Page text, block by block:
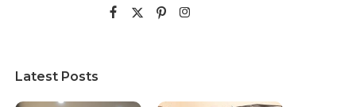
Latest Posts